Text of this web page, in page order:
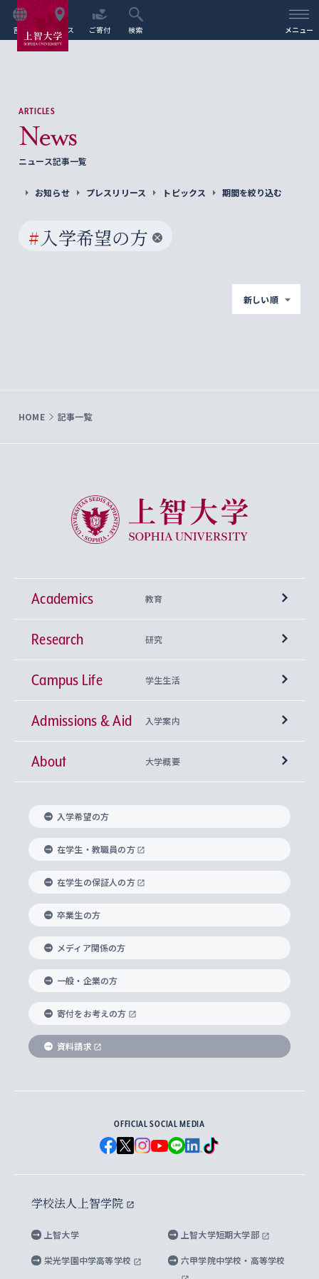
言語 アクセス ご寄付 検索 メニュー
ARTICLES
News
ニュース記事一覧
お知らせ プレスリリース トピックス 期間を絞り込む
#入学希望の方
新しい順
HOME 記事一覧
上智大学 Sophia University
Academics 教育
学部
神学部
文学部
総合人間科学部
経済学部
外国語学部
総合グローバル学部
国際教養学部
理工学部
Futures） – 持続可能な未来を考える６学科連携
興味から学科を探す
上智大学の全学共通教育
基盤教育センター
キリスト教人間学
身体知
思考と表現
データサイエンス
上智大学の語学教育
言語教育研究センター
上智大学のグローバル教育
グローバル教育センター
上智大学で学ぶ
海外で学ぶ
学びのサポート
大学院
神学研究科
実践宗教学研究科
総合人間科学研究科
経済学研究科
グローバル・スタディーズ研究科
助産学専攻科
生涯学習
Research 研究
研究所 等
キリスト教文化研究所
中世思想研究所
国際言語情報研究所
グローバル・コンサーン研究所
比較文化研究所
ヨーロッパ研究所
アジア文化研究所
アメリカ・カナダ研究所
メディア・ジャーナリズム研究所
水稀少社会研究センター
先進機械・構造材料イノベーションセンター
Sophia Open Research Weeks (SORW)
産官学連携
知的財産
研究支援制度
重点領域研究・自由課題研究
研究活動に関する法令・研究費の使用について
Campus Life 学生生活
学期区分と授業時間割
課外活動
課外教育プログラム
ボランティア活動
グローバルな学びのコミュニティ
学生の相談窓口
心身の健康相談
ハラスメント防止の取り組み
障がいのある学生への支援
キャリア形成サポート
キャリア形成支援プログラム
就職（内定先）・進路統計
企業の採用ご担当者様へのご案内
住まいのサポート
Admissions & Aid 入学案内
上智大学で取得できる学位
入れの方針）
科目等履修生
研究生・外国人特別研究生・国費留学生
交換留学生(海外大学から上智大学で学ぶ)
ノンディグリー生
Sophia Short-term Program受講生
学費・奨学金
学部入学前に出願する奨学金
国による高等教育の修学支援新制度
大学院生対象の奨学金
海外留学する際の費用と奨学金
About 大学概要
理事長・学長メッセージ
学長・副学長紹介
上智大学の精神
上智大学の理念
上智大学の沿革
ソフィア・アーカイブズ
上智大学とカトリック
グローバルエンゲージメント
上智大学を訪れた世界の知性
国連Weeks・アフリカWeeks
ダイバーシティ＆サステナビリティへの取り組み
上智大学公式ソーシャルメディア
学校法人上智学院について
数字で見る上智大学
上智大学のネットワーク
父母・保証人とのネットワーク
学外とのネットワーク
上智大学の出版物
上智大学大学案内・大学院案内
英文広報誌 SOPHIA magazine
上智大学のビジュアル・アイデンティティ
上智大学ビジュアル・アイデンティティ
上智大学校歌 ・上智大学学生歌
上智大学への取材・キャンパスでの撮影について
上智大学の公開情報
上智大学の教育研究活動等の情報公表
キャンパス案内
入学希望の方
在学生・教職員の方
在学生の保証人の方
卒業生の方
メディア関係の方
一般・企業の方
寄付をお考えの方
資料請求
OFFICIAL SOCIAL MEDIA
学校法人上智学院
上智大学 上智大学短期大学部
栄光学園中学高等学校 六甲学院中学校・高等学校